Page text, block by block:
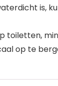
waterdicht
toiletten,
op te